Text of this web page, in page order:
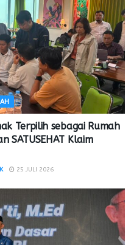
Terpilih sebagai Rumah
SATUSEHAT Klaim
25 JULI 2026